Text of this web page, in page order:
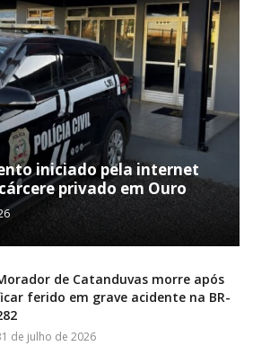
iniciado pela internet
privado em Ouro
de Catanduvas morre após
ferido em grave acidente na BR-
de julho de 2026